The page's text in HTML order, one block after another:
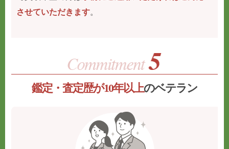
させていただきます。
鑑定・査定歴が10年以上のベテラン